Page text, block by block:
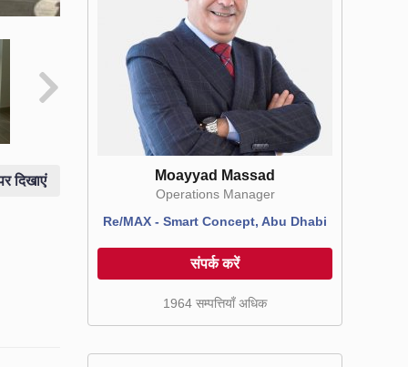
दिखाएं Moayyad Massad
Operations Manager
Re/MAX - Smart Concept, Abu Dhabi
संपर्क करें
1964 सम्पत्तियाँ अधिक